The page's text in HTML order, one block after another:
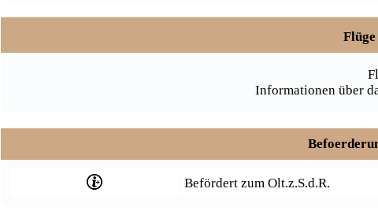
Informationen über
Befördert zum Olt.z.S.d.R.